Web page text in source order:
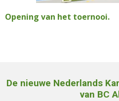
Opening van het toernooi.
De nieuwe Nederlands
van BC